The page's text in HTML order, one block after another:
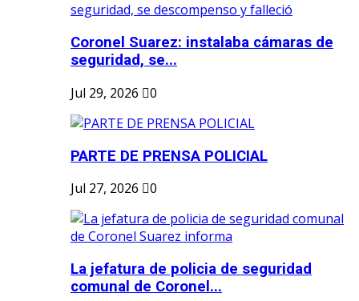
Coronel Suarez: instalaba cámaras de
seguridad, se...
Jul 29, 2026
0
PARTE DE PRENSA POLICIAL
Jul 27, 2026
0
La jefatura de policia de seguridad
comunal de Coronel...